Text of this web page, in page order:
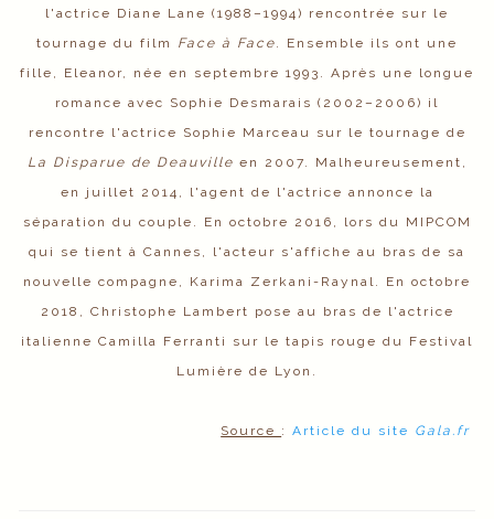
l'actrice Diane Lane (1988–1994) rencontrée sur le
tournage du film Face à Face . Ensemble ils ont une
fille, Eleanor, née en septembre 1993. Après une longue
romance avec Sophie Desmarais (2002–2006) il
rencontre l'actrice Sophie Marceau sur le tournage de
La Disparue de Deauville en 2007. Malheureusement,
en juillet 2014, l'agent de l'actrice annonce la
séparation du couple. En octobre 2016, lors du MIPCOM
qui se tient à Cannes, l'acteur s'affiche au bras de sa
nouvelle compagne, Karima Zerkani-Raynal. En octobre
2018, Christophe Lambert pose au bras de l'actrice
italienne Camilla Ferranti sur le tapis rouge du Festival
Lumière de Lyon.
Source :Article du site Gala.fr